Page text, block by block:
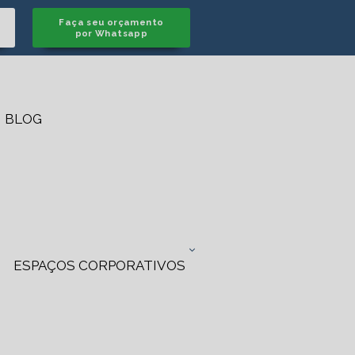
Faça seu orçamento
por Whatsapp
BLOG
ESPAÇOS CORPORATIVOS